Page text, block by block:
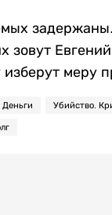
зовут
меру
Деньги Убийство.